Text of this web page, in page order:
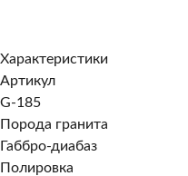
Характеристики
Артикул
G-185
Порода гранита
Габбро-диабаз
Полировка